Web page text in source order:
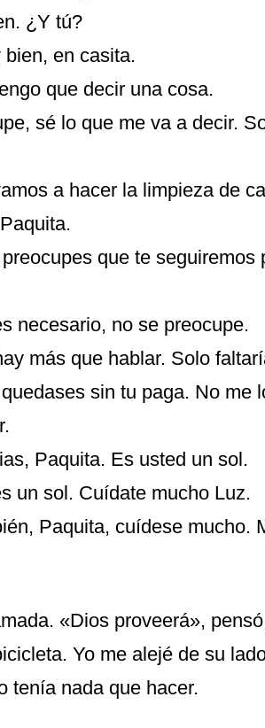
¿Y tú?
en casita.
que decir una cosa.
sé lo que me va a decir.
a hacer la limpieza de
que te seguiremos
necesario, no se preocupe.
más que hablar. Solo
sin tu paga. No me
Paquita. Es usted un sol.
un sol. Cuídate mucho Luz.
Paquita, cuídese mucho.
«Dios proveerá»,
Yo me alejé de su
tenía nada que hacer.